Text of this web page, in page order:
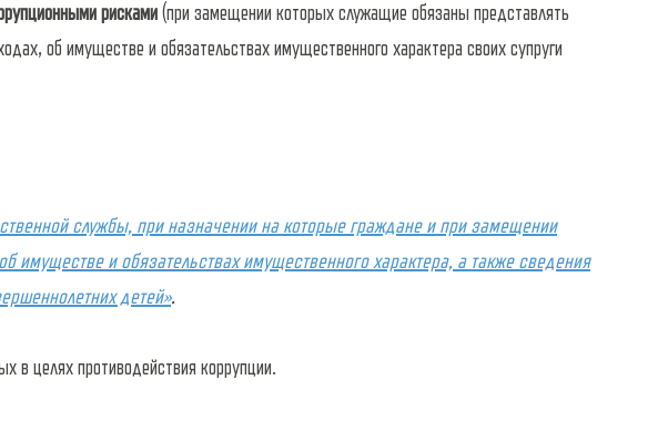
рисками (при замещении которых служащие обязаны представлять
об имуществе и обязательствах имущественного характера своих супруги
службы, при назначении на которые граждане и при замещении
и обязательствах имущественного характера, а также сведения
детей».
в целях противодействия коррупции.